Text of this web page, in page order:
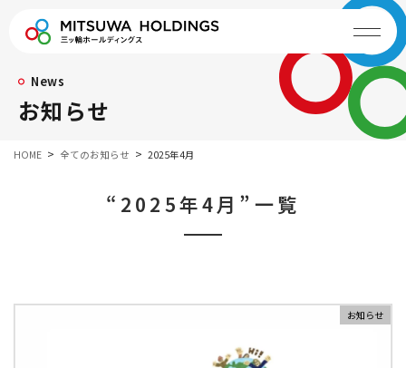
News
お知らせ
HOME 全てのお知らせ 2025年4月
“2025年4月”一覧
お知らせ